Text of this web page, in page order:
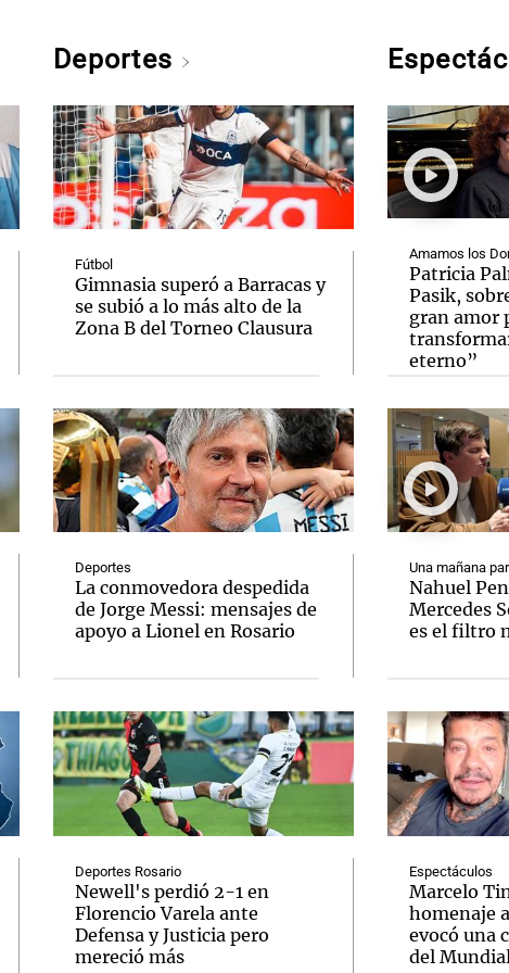
Deportes
Fútbol
Gimnasia superó a Barracas y
se subió a lo más alto de la
Zona B del Torneo Clausura
Deportes
La conmovedora despedida
de Jorge Messi: mensajes de
apoyo a Lionel en Rosario
Deportes Rosario
Newell's perdió 2-1 en
Florencio Varela ante
Defensa y Justicia pero
mereció más
Amamos los
Patricia
Pasik,
gran amor
eterno”
Una mañana
Nahuel
Mercedes
es el filtro
Espectáculos
Marcelo
homenaje
evocó una
del
de Arequito
Notas
Cadena 3 en Groenlandia